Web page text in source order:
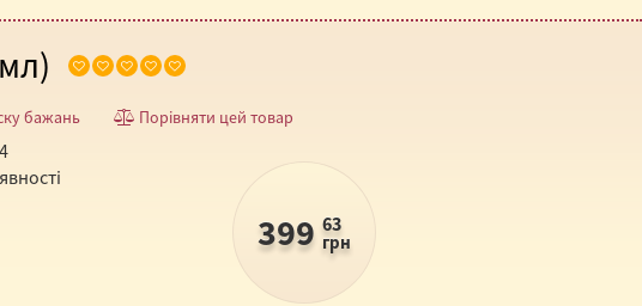
бажань Порівняти цей товар
399 63
грн